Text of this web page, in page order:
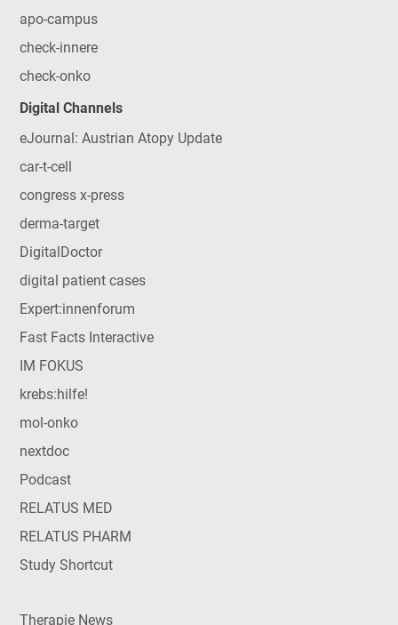
apo-campus
check-innere
check-onko
Digital Channels
eJournal: Austrian Atopy Update
car-t-cell
congress x-press
derma-target
DigitalDoctor
digital patient cases
Expert:innenforum
Fast Facts Interactive
IM FOKUS
krebs:hilfe!
mol-onko
nextdoc
Podcast
RELATUS MED
RELATUS PHARM
Study Shortcut
Therapie News